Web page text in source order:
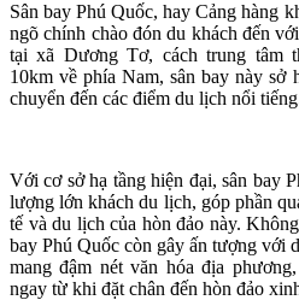
Sân bay Phú Quốc, hay Cảng hàng
ngõ chính chào đón du khách đến
tại xã Dương Tơ, cách trung tâm
10km về phía Nam, sân bay này
chuyển đến các điểm du lịch nổi
Với cơ sở hạ tầng hiện đại, sân bay
lượng lớn khách du lịch, góp phần
tế và du lịch của hòn đảo này.
bay Phú Quốc còn gây ấn tượng với
mang đậm nét văn hóa địa
ngay từ khi đặt chân đến hòn đảo